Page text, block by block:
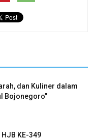
dan Kuliner dalam
Bojonegoro”
HJB KE-349